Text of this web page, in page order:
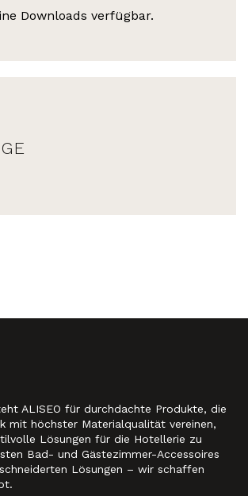
Downloads verfügbar.
ALISEO für durchdachte Produkte, die
mit höchster Materialqualität vereinen,
Lösungen für die Hotellerie zu
Bad- und Gästezimmer-Accessoires
Lösungen – wir schaffen